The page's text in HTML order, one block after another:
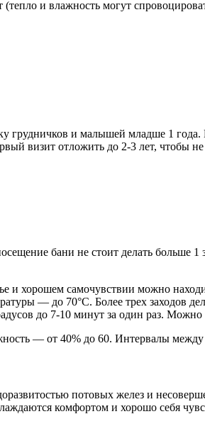
и влажность могут
и малышей младше 1 года.
визит отложить до 2-3 лет, чтобы
бани не стоит делать больше 1
и хорошем самочувствии можно
— до 70°C. Более трех заходов
до 7-10 минут за один раз. Можно
— от 40% до 60. Интервалы
потовых желез и
комфортом и хорошо себя